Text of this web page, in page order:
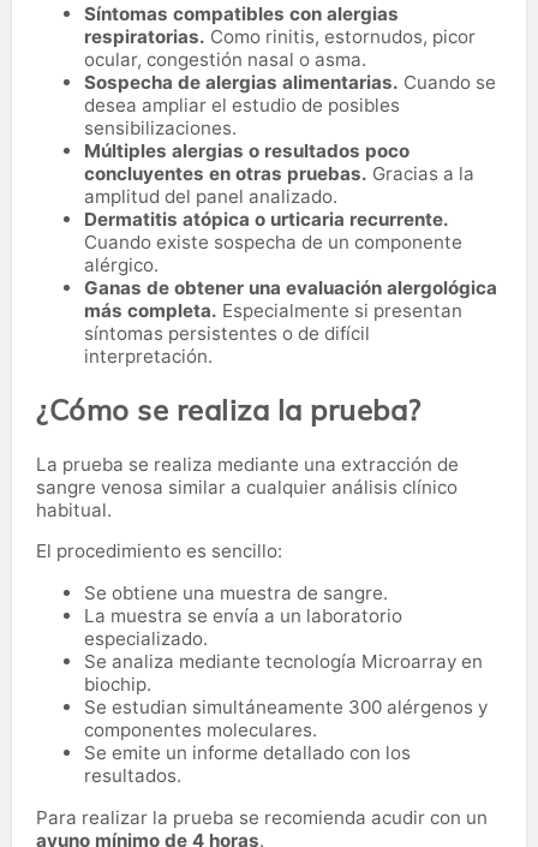
Síntomas compatibles con alergias
respiratorias. Como rinitis, estornudos, picor
ocular, congestión nasal o asma.
Sospecha de alergias alimentarias. Cuando se
desea ampliar el estudio de posibles
sensibilizaciones.
Múltiples alergias o resultados poco
concluyentes en otras pruebas. Gracias a la
amplitud del panel analizado.
Dermatitis atópica o urticaria recurrente.
Cuando existe sospecha de un componente
alérgico.
Ganas de obtener una evaluación alergológica
más completa. Especialmente si presentan
síntomas persistentes o de difícil
interpretación.
¿Cómo se realiza la prueba?
La prueba se realiza mediante una extracción de
sangre venosa similar a cualquier análisis clínico
habitual.
El procedimiento es sencillo:
Se obtiene una muestra de sangre.
La muestra se envía a un laboratorio
especializado.
Se analiza mediante tecnología Microarray en
biochip.
Se estudian simultáneamente 300 alérgenos y
componentes moleculares.
Se emite un informe detallado con los
resultados.
Para realizar la prueba se recomienda acudir con un
ayuno mínimo de 4 horas.